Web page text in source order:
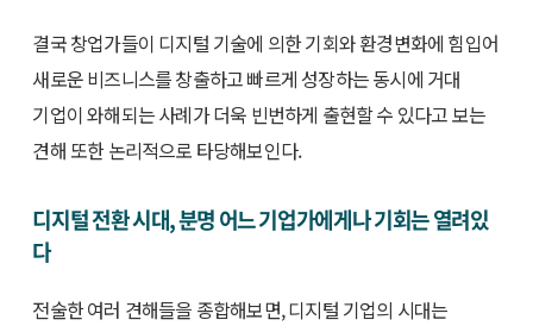
결국 창업가들이 디지털 기술에 의한 기회와 환경변화에 힘입어
새로운 비즈니스를 창출하고 빠르게 성장하는 동시에 거대
기업이 와해되는 사례가 더욱 빈번하게 출현할 수 있다고 보는
견해 또한 논리적으로 타당해보인다.
디지털 전환 시대, 분명 어느 기업가에게나 기회는 열려있
다
전술한 여러 견해들을 종합해보면, 디지털 기업의 시대는